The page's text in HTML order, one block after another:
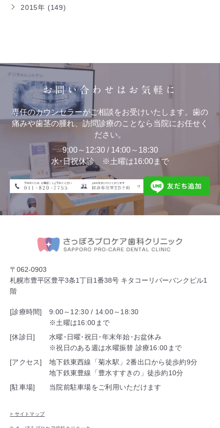
2015年 (149)
お問い合わせはお気軽に
専任のカウンセラーがご相談をお受けいたします。歯の
痛みや歯茎の腫れ、訪問診療のことなら当院にお任せく
ださい。
9:00～12:30 / 14:00～18:30
水･日祝休診 ※土曜は16:00まで
〒062-0903
札幌市豊平区豊平3条1丁目1番38号 キタコーリバーバンクビル1
階
[診療時間]
9:00～12:30 / 14:00～18:30
※土曜は16:00まで
[休診日]
水曜･日曜･祝日･年末年始･お盆休み
※祝日のある週は水曜振替 診療16:00まで
[アクセス]
地下鉄東西線「菊水駅」2番出口から徒歩約9分
地下鉄東豊線「豊水すすきの」徒歩約10分
[駐車場]
当院前駐車場をご利用いただけます
> サイトマップ